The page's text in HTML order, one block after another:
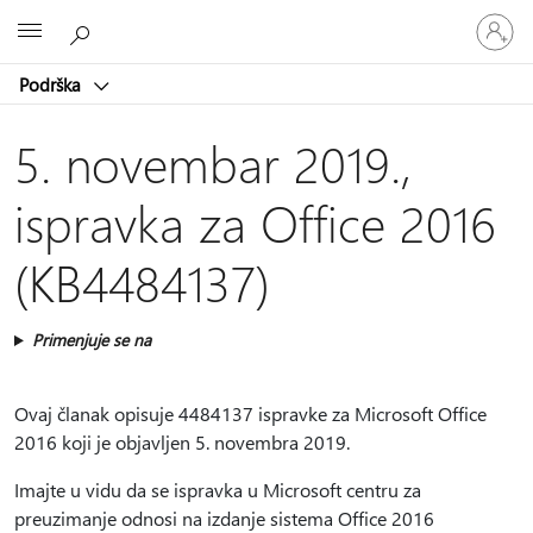
Podrška
Prijavite
se
na
5. novembar 2019.,
ispravka za Office 2016
(KB4484137)
Primenjuje se na
Ovaj članak opisuje 4484137 ispravke za Microsoft Office
2016 koji je objavljen 5. novembra 2019.
Imajte u vidu da se ispravka u Microsoft centru za
preuzimanje odnosi na izdanje sistema Office 2016